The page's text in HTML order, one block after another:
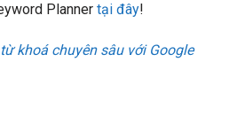
Planner tại đây!
khoá chuyên sâu với Google